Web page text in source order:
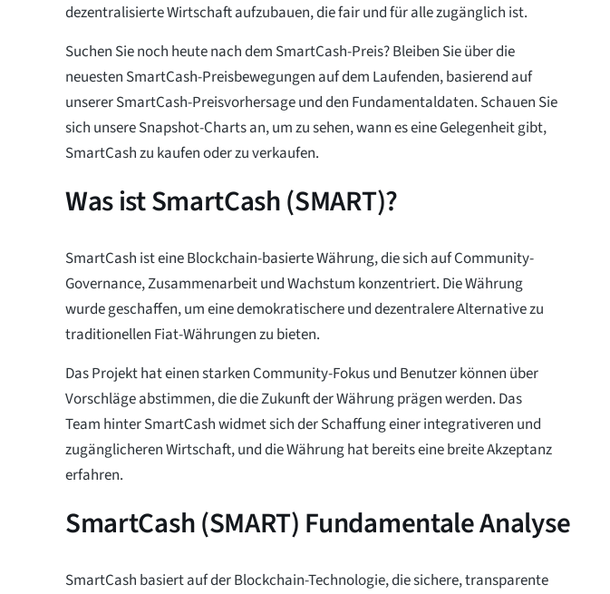
dezentralisierte Wirtschaft aufzubauen, die fair und für alle zugänglich ist.
Suchen Sie noch heute nach dem SmartCash-Preis? Bleiben Sie über die
neuesten SmartCash-Preisbewegungen auf dem Laufenden, basierend auf
unserer SmartCash-Preisvorhersage und den Fundamentaldaten. Schauen Sie
sich unsere Snapshot-Charts an, um zu sehen, wann es eine Gelegenheit gibt,
SmartCash zu kaufen oder zu verkaufen.
Was ist SmartCash (SMART)?
SmartCash ist eine Blockchain-basierte Währung, die sich auf Community-
Governance, Zusammenarbeit und Wachstum konzentriert. Die Währung
wurde geschaffen, um eine demokratischere und dezentralere Alternative zu
traditionellen Fiat-Währungen zu bieten.
Das Projekt hat einen starken Community-Fokus und Benutzer können über
Vorschläge abstimmen, die die Zukunft der Währung prägen werden. Das
Team hinter SmartCash widmet sich der Schaffung einer integrativeren und
zugänglicheren Wirtschaft, und die Währung hat bereits eine breite Akzeptanz
erfahren.
SmartCash (SMART) Fundamentale Analyse
SmartCash basiert auf der Blockchain-Technologie, die sichere, transparente